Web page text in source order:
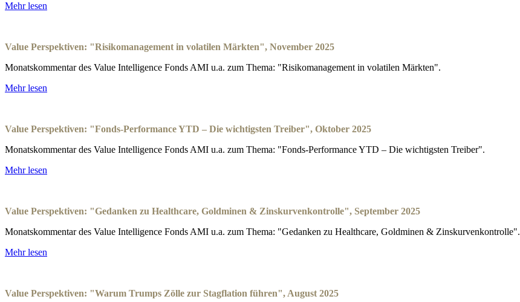
Mehr lesen
Value Perspektiven: "Risikomanagement in volatilen Märkten", November 2025
Monatskommentar des Value Intelligence Fonds AMI u.a. zum Thema: "Risikomanagement in volatilen Märkten".
Mehr lesen
Value Perspektiven: "Fonds-Performance YTD – Die wichtigsten Treiber", Oktober 2025
Monatskommentar des Value Intelligence Fonds AMI u.a. zum Thema: "Fonds-Performance YTD – Die wichtigsten Treiber".
Mehr lesen
Value Perspektiven: "Gedanken zu Healthcare, Goldminen & Zinskurvenkontrolle", September 2025
Monatskommentar des Value Intelligence Fonds AMI u.a. zum Thema: "Gedanken zu Healthcare, Goldminen & Zinskurvenkontrolle".
Mehr lesen
Value Perspektiven: "Warum Trumps Zölle zur Stagflation führen", August 2025